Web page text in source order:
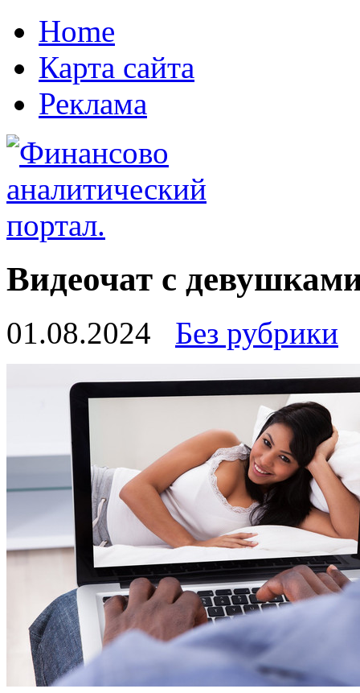
Home
Карта сайта
Реклама
Видеочат с
01.08.2024 Без рубрики